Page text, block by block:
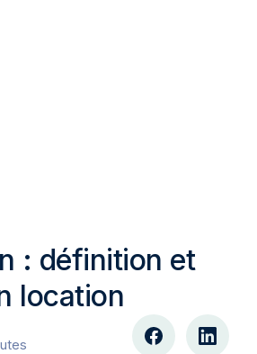
: définition et
location